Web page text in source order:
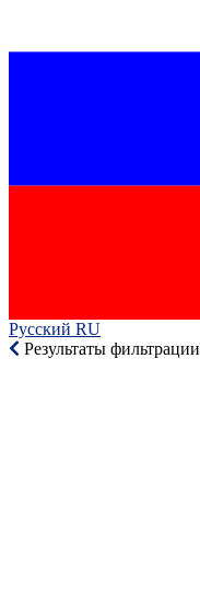
Русский RU‎
Результаты фильтрации